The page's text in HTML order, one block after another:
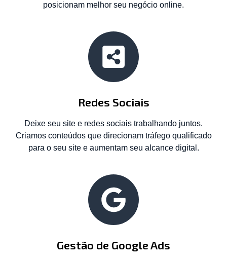
posicionam melhor seu negócio online.
Redes Sociais
Deixe seu site e redes sociais trabalhando juntos.
Criamos conteúdos que direcionam tráfego qualificado
para o seu site e aumentam seu alcance digital.
Gestão de Google Ads